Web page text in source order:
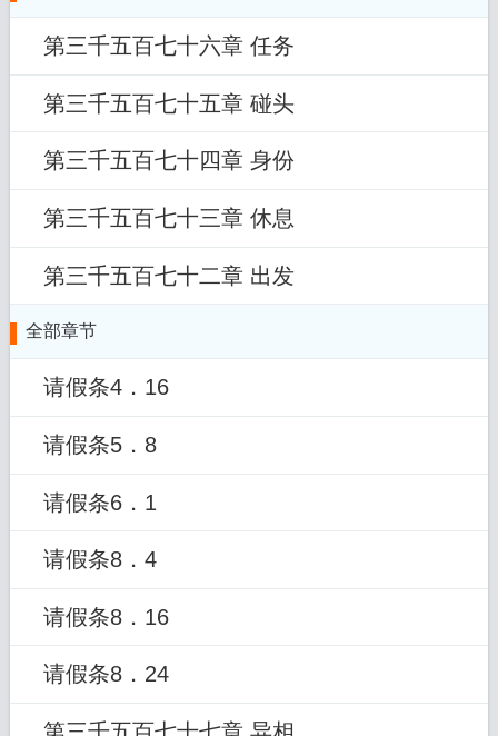
第三千五百七十六章 任务
第三千五百七十五章 碰头
第三千五百七十四章 身份
第三千五百七十三章 休息
第三千五百七十二章 出发
全部章节
请假条4．16
请假条5．8
请假条6．1
请假条8．4
请假条8．16
请假条8．24